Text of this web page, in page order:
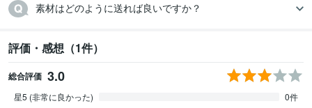
素材はどのように送れば良いですか？
評価・感想（1件）
総合評価 3.0
星5 (非常に良かった)
0件